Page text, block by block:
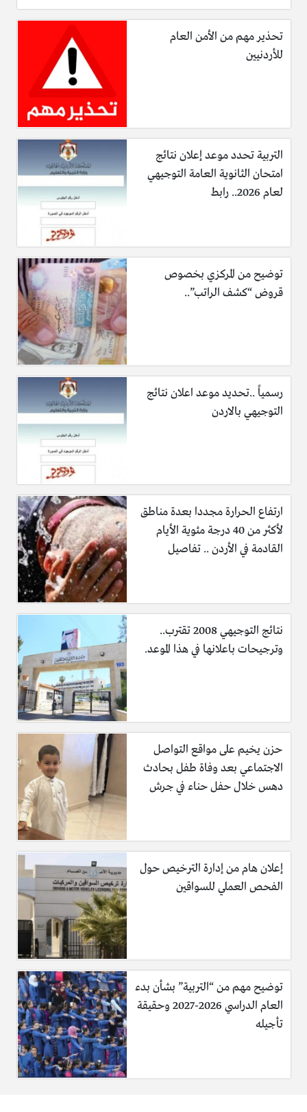
تحذير مهم من الأمن العام
للأردنيين
التربية تحدد موعد إعلان نتائج
امتحان الثانوية العامة التوجيهي
لعام 2026.. رابط
توضيح من المركزي بخصوص
قروض “كشف الراتب”..
رسمياً ..تحديد موعد اعلان نتائج
التوجيهي بالاردن
ارتفاع الحرارة مجددا بعدة مناطق
لأكثر من 40 درجة مئوية الأيام
القادمة في الأردن .. تفاصيل
نتائج التوجيهي 2008 تقترب..
وترجيحات باعلانها في هذا الموعد.
حزن يخيم على مواقع التواصل
الاجتماعي بعد وفاة طفل بحادث
دهس خلال حفل حناء في جرش
إعلان هام من إدارة الترخيص حول
الفحص العملي للسواقين
توضيح مهم من “التربية” بشأن بدء
العام الدراسي 2026-2027 وحقيقة
تأجيله